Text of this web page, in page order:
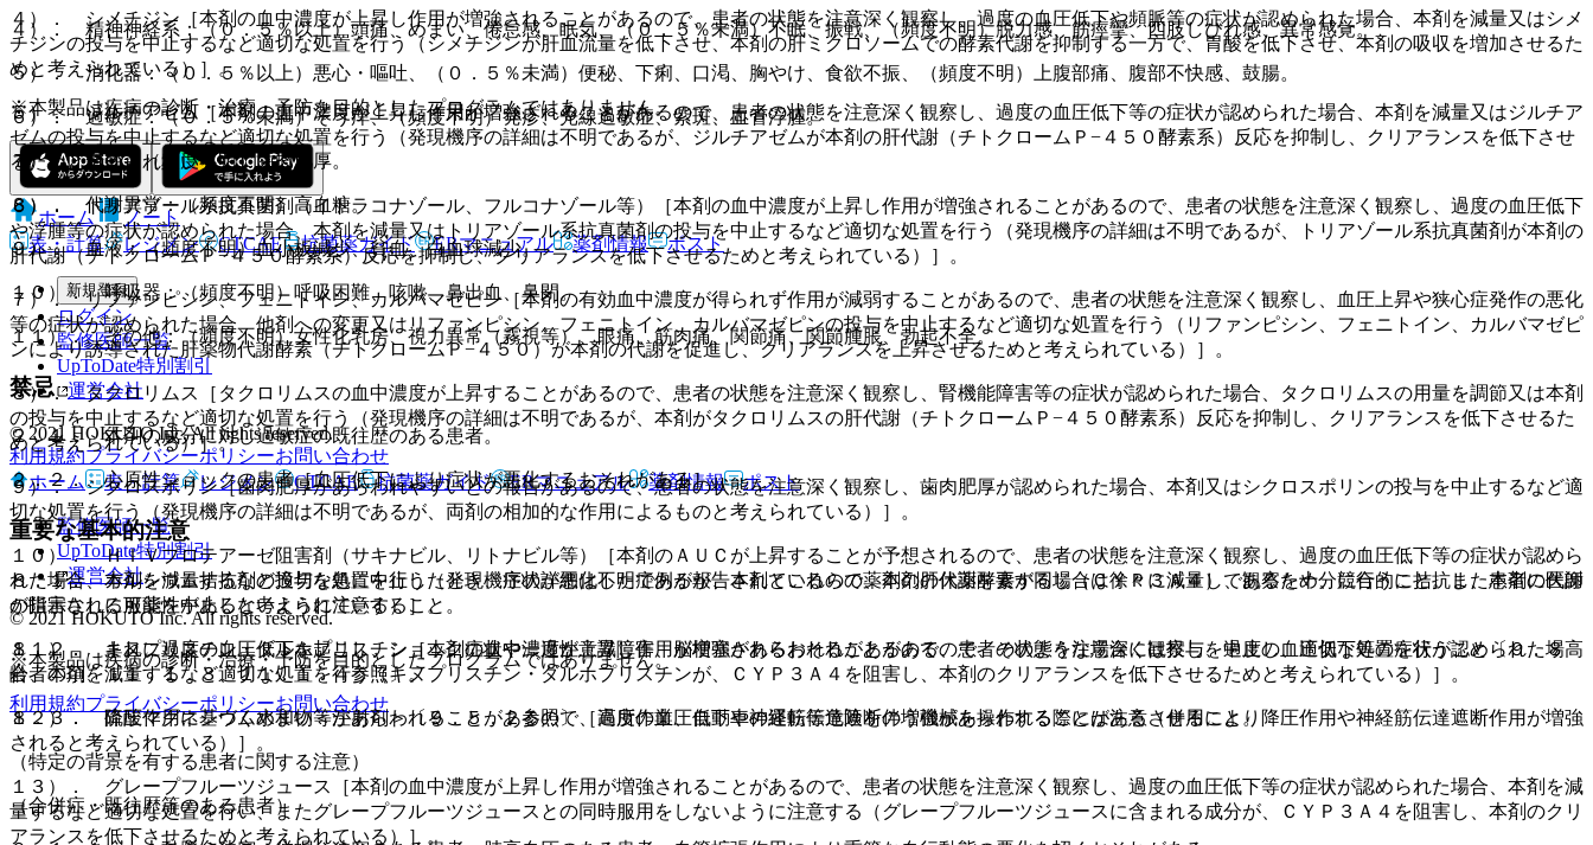
４）． シメチジン［本剤の血中濃度が上昇し作用が増強されることがあるので、患者の状態を注意深く観察し、過度の血圧低下や頻脈等の症状が認められた場合、本剤を減量又はシメ
チジンの投与を中止するなど適切な処置を行う（シメチジンが肝血流量を低下させ、本剤の肝ミクロソームでの酵素代謝を抑制する一方で、胃酸を低下させ、本剤の吸収を増加させるた
めと考えられている）］。
５）． ジルチアゼム［本剤の血中濃度が上昇し作用が増強されることがあるので、患者の状態を注意深く観察し、過度の血圧低下等の症状が認められた場合、本剤を減量又はジルチア
ゼムの投与を中止するなど適切な処置を行う（発現機序の詳細は不明であるが、ジルチアゼムが本剤の肝代謝（チトクロームＰ−４５０酵素系）反応を抑制し、クリアランスを低下させ
るためと考えられている）］。
６）． トリアゾール系抗真菌剤（イトラコナゾール、フルコナゾール等）［本剤の血中濃度が上昇し作用が増強されることがあるので、患者の状態を注意深く観察し、過度の血圧低下
や浮腫等の症状が認められた場合、本剤を減量又はトリアゾール系抗真菌剤の投与を中止するなど適切な処置を行う（発現機序の詳細は不明であるが、トリアゾール系抗真菌剤が本剤の
肝代謝（チトクロームＰ−４５０酵素系）反応を抑制し、クリアランスを低下させるためと考えられている）］。
７）． リファンピシン、フェニトイン、カルバマゼピン［本剤の有効血中濃度が得られず作用が減弱することがあるので、患者の状態を注意深く観察し、血圧上昇や狭心症発作の悪化
等の症状が認められた場合、他剤への変更又はリファンピシン、フェニトイン、カルバマゼピンの投与を中止するなど適切な処置を行う（リファンピシン、フェニトイン、カルバマゼピ
ンにより誘導された肝薬物代謝酵素（チトクロームＰ−４５０）が本剤の代謝を促進し、クリアランスを上昇させるためと考えられている）］。
８）． タクロリムス［タクロリムスの血中濃度が上昇することがあるので、患者の状態を注意深く観察し、腎機能障害等の症状が認められた場合、タクロリムスの用量を調節又は本剤
の投与を中止するなど適切な処置を行う（発現機序の詳細は不明であるが、本剤がタクロリムスの肝代謝（チトクロームＰ−４５０酵素系）反応を抑制し、クリアランスを低下させるた
めと考えられている）］。
９）． シクロスポリン［歯肉肥厚があらわれやすいとの報告があるので、患者の状態を注意深く観察し、歯肉肥厚が認められた場合、本剤又はシクロスポリンの投与を中止するなど適
切な処置を行う（発現機序の詳細は不明であるが、両剤の相加的な作用によるものと考えられている）］。
１０）． ＨＩＶプロテアーゼ阻害剤（サキナビル、リトナビル等）［本剤のＡＵＣが上昇することが予想されるので、患者の状態を注意深く観察し、過度の血圧低下等の症状が認めら
れた場合、本剤を減量するなど適切な処置を行う（発現機序の詳細は不明であるが、本剤とこれらの薬剤の肝代謝酵素が同じ（ＣＹＰ３Ａ４）であるため、競合的に拮抗し、本剤の代謝
が阻害される可能性があると考えられている）］。
１１）． キヌプリスチン・ダルホプリスチン［本剤の血中濃度が上昇し作用が増強されるおそれがあるので、患者の状態を注意深く観察し、過度の血圧低下等の症状が認められた場
合、本剤を減量するなど適切な処置を行う（キヌプリスチン・ダルホプリスチンが、ＣＹＰ３Ａ４を阻害し、本剤のクリアランスを低下させるためと考えられている）］。
１２）． 硫酸マグネシウム水和物＜注射剤＞〔９．５．２参照〕［過度の血圧低下や神経筋伝達遮断の増強があらわれることがある（併用により降圧作用や神経筋伝達遮断作用が増強
されると考えられている）］。
１３）． グレープフルーツジュース［本剤の血中濃度が上昇し作用が増強されることがあるので、患者の状態を注意深く観察し、過度の血圧低下等の症状が認められた場合、本剤を減
量するなど適切な処置を行い、またグレープフルーツジュースとの同時服用をしないように注意する（グレープフルーツジュースに含まれる成分が、ＣＹＰ３Ａ４を阻害し、本剤のクリ
アランスを低下させるためと考えられている）］。
４）． 精神神経系：（０．５％以上）頭痛、めまい、倦怠感、眠気、（０．５％未満）不眠、振戦、（頻度不明）脱力感、筋痙攣、四肢しびれ感、異常感覚。
５）． 消化器：（０．５％以上）悪心・嘔吐、（０．５％未満）便秘、下痢、口渇、胸やけ、食欲不振、（頻度不明）上腹部痛、腹部不快感、鼓腸。
６）． 過敏症：（０．５％未満）そう痒、（頻度不明）発疹、光線過敏症、紫斑、血管浮腫。
７）． 口腔：（頻度不明）歯肉肥厚。
８）． 代謝異常：（頻度不明）高血糖。
９）． 血液：（頻度不明）血小板減少、貧血、白血球減少。
１０）． 呼吸器：（頻度不明）呼吸困難、咳嗽、鼻出血、鼻閉。
１１）． その他：（頻度不明）女性化乳房、視力異常（霧視等）、眼痛、筋肉痛、関節痛、関節腫脹、勃起不全。
禁忌
２．１． 本剤の成分に対し過敏症の既往歴のある患者。
２．２． 心原性ショックの患者［血圧低下により症状が悪化するおそれがある］。
重要な基本的注意
８．１． カルシウム拮抗剤の投与を急に中止したとき、症状が悪化した症例が報告されているので、本剤の休薬を要する場合は徐々に減量し、観察を十分に行うこと。また患者に医師
の指示なしに服薬を中止しないように注意すること。
８．２． まれに過度の血圧低下を起こし、ショック症状や一過性意識障害、脳梗塞があらわれることがあるので、そのような場合には投与を中止し、適切な処置を行うこと〔９．８高
齢者の項、１１．１．３、１１．１．４参照〕。
８．３． 降圧作用に基づくめまい等があらわれることがあるので、高所作業、自動車の運転等危険を伴う機械を操作する際には注意させること。
（特定の背景を有する患者に関する注意）
（合併症・既往歴等のある患者）
※本製品は疾病の診断・治療・予防を目的としたプログラムではありません。
ホーム
ノート
表・計算
レジメン CTCAE 抗菌薬ガイド ERマニュアル 薬剤情報 ポスト
新規登録
ログイン
監修医師一覧
UpToDate特別割引
運営会社
© 2021 HOKUTO Inc. All rights reserved.
利用規約プライバシーポリシーお問い合わせ
ホーム
表・計算 レジメン CTCAE 抗菌薬ガイド ERマニュアル 薬剤情報 ポスト
監修医師一覧
UpToDate特別割引
運営会社
© 2021 HOKUTO Inc. All rights reserved.
※本製品は疾病の診断・治療・予防を目的としたプログラムではありません。
利用規約プライバシーポリシーお問い合わせ